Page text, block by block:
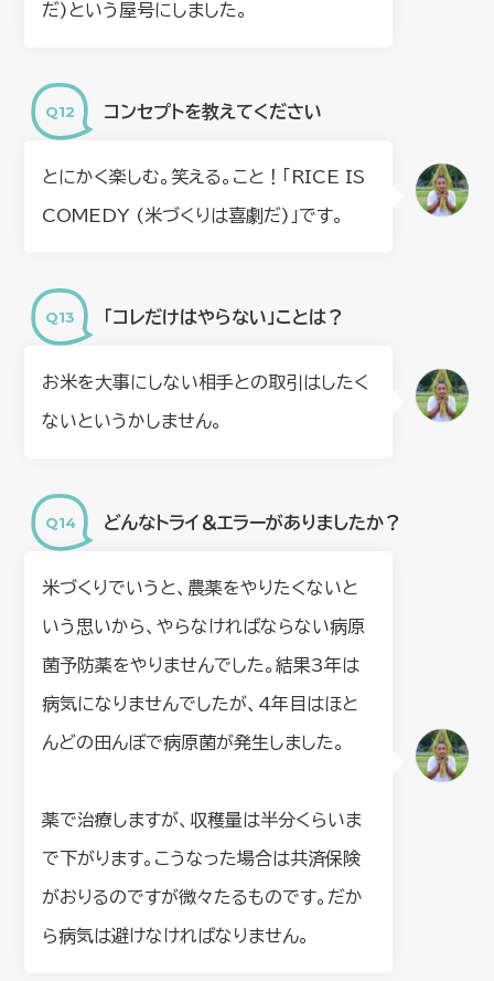
だ)という屋号にしました。
コンセプトを教えてください
とにかく楽しむ。笑える。こと！「RICE IS
COMEDY (米づくりは喜劇だ)」です。
「コレだけはやらない」ことは？
お米を大事にしない相手との取引はしたく
ないというかしません。
どんなトライ＆エラーがありましたか？
米づくりでいうと、農薬をやりたくないと
いう思いから、やらなければならない病原
菌予防薬をやりませんでした。結果3年は
病気になりませんでしたが、4年目はほと
んどの田んぼで病原菌が発生しました。
薬で治療しますが、収穫量は半分くらいま
で下がります。こうなった場合は共済保険
がおりるのですが微々たるものです。だか
ら病気は避けなければなりません。